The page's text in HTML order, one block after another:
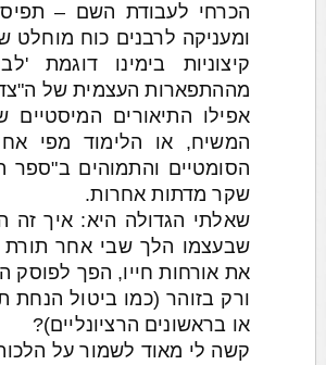
הכרחי לעבודת השם –
ומעניקה לרבנים כוח מוחלט
קיצוניות בימינו דוגמת
מההתפארות העצמית של
אפילו התיאורים
המשיח, או הלימוד מפי
הסומטיים והתמוהים ב"ספר
שקר מדתות אחרות.
שאלתי הגדולה היא: איך זה
שבעצמו הלך שבי אחר תורת
את אורחות חייו, הפך לפוסק
ורק בזוהר (כמו ביטול הנחת
או בראשונים הרציונליים)?
קשה לי מאוד לשמור על